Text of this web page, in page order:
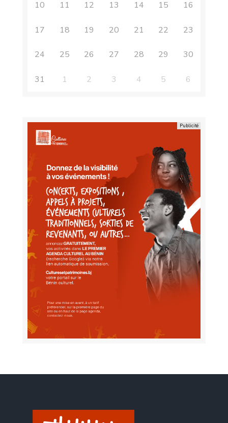
10 11 12 13 14 15 16
17 18 19 20 21 22 23
24 25 26 27 28 29 30
31 1 2 3 4 5 6